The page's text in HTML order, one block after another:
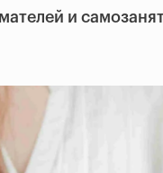
и